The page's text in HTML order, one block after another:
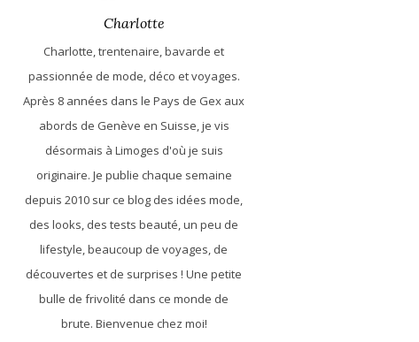
Charlotte
Charlotte, trentenaire, bavarde et
passionnée de mode, déco et voyages.
Après 8 années dans le Pays de Gex aux
abords de Genève en Suisse, je vis
désormais à Limoges d'où je suis
originaire. Je publie chaque semaine
depuis 2010 sur ce blog des idées mode,
des looks, des tests beauté, un peu de
lifestyle, beaucoup de voyages, de
découvertes et de surprises ! Une petite
bulle de frivolité dans ce monde de
brute. Bienvenue chez moi!